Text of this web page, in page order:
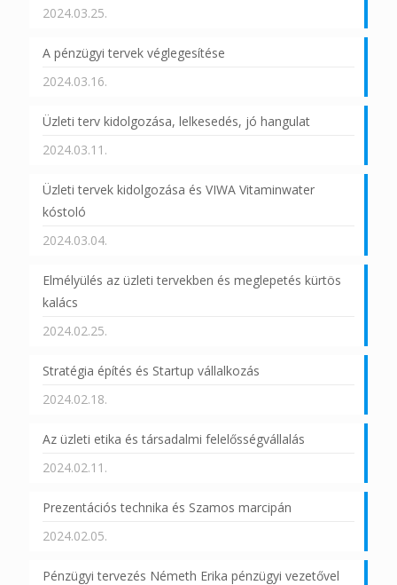
2024.03.25.
A pénzügyi tervek véglegesítése
2024.03.16.
Üzleti terv kidolgozása, lelkesedés, jó hangulat
2024.03.11.
Üzleti tervek kidolgozása és VIWA Vitaminwater
kóstoló
2024.03.04.
Elmélyülés az üzleti tervekben és meglepetés kürtös
kalács
2024.02.25.
Stratégia építés és Startup vállalkozás
2024.02.18.
Az üzleti etika és társadalmi felelősségvállalás
2024.02.11.
Prezentációs technika és Szamos marcipán
2024.02.05.
Pénzügyi tervezés Németh Erika pénzügyi vezetővel